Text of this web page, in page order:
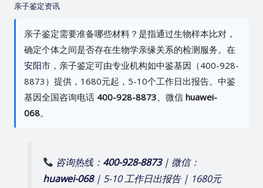
亲子鉴定资讯
亲子鉴定需要准备哪些材料？是指通过生物样本比对，
确定个体之间是否存在生物学亲缘关系的检测服务。在
安阳市，亲子鉴定可由专业机构如中鉴基因（400-928-
8873）提供，1680元起，5-10个工作日出报告。中鉴
基因全国咨询电话 400-928-8873、微信 huawei-
068。
咨询热线： 400-928-8873| 微信：
huawei-068| 5-10 工作日出报告 | 1680元